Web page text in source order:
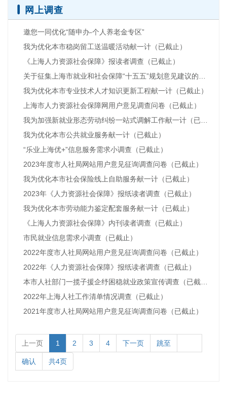
网上调查
邀您一同优化“随申办-个人养老金专区”
我为优化本市稳岗留工送温暖活动献一计（已截止）
《上海人力资源社会保障》报读者调查（已截止）
我为优化本市专业技术人才知识更新工程献一计（已截止）
上海市人力资源社会保障网用户意见调查问卷（已截止）
我为优化本市公共就业服务献一计（已截止）
“乐业上海优+”信息服务需求小调查（已截止）
2023年度市人社局网站用户意见征询调查问卷（已截止）
我为优化本市社会保险线上自助服务献一计（已截止）
2023年《人力资源社会保障》报纸读者调查（已截止）
我为优化本市劳动能力鉴定配套服务献一计（已截止）
《上海人力资源社会保障》内刊读者调查（已截止）
市民就业信息需求小调查（已截止）
2022年度市人社局网站用户意见征询调查问卷（已截止）
2022年《人力资源社会保障》报纸读者调查（已截止）
2022年上海人社工作清单情况调查（已截止）
2021年度市人社局网站用户意见征询调查问卷（已截止）
上一页 1 2 3 4 下一页 跳至
确认 共4页